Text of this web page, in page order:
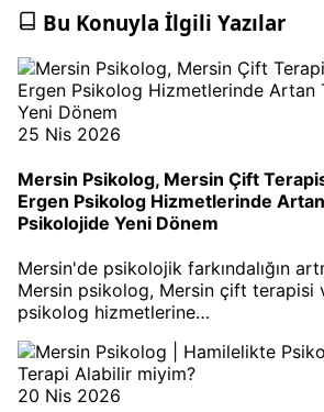
Bu Konuyla İlgili Yazılar
25 Nis 2026
Mersin Psikolog, Mersin Çift
Ergen Psikolog Hizmetlerinde
Psikolojide Yeni Dönem
Mersin'de psikolojik farkındalığın
Mersin psikolog, Mersin çift terapisi
psikolog hizmetlerine…
20 Nis 2026